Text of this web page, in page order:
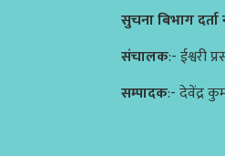
सुचना बिभाग दर्ता
संचालक:- ईश्वरी
सम्पादक:- देवेंद्र